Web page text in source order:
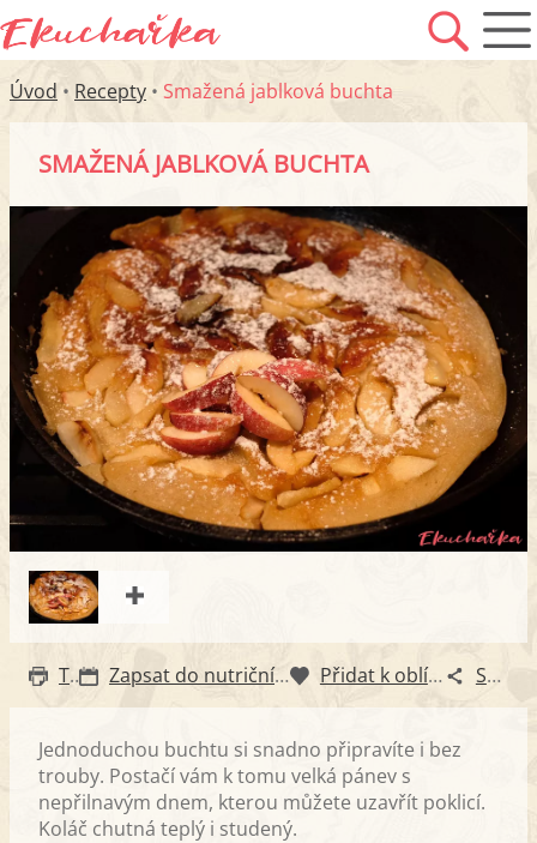
Úvod • Recepty • Smažená jablková buchta
SMAŽENÁ JABLKOVÁ BUCHTA
Tisk Zapsat do nutričního diáře Přidat k oblíbeným Sdílet
Jednoduchou buchtu si snadno připravíte i bez
trouby. Postačí vám k tomu velká pánev s
nepřilnavým dnem, kterou můžete uzavřít poklicí.
Koláč chutná teplý i studený.